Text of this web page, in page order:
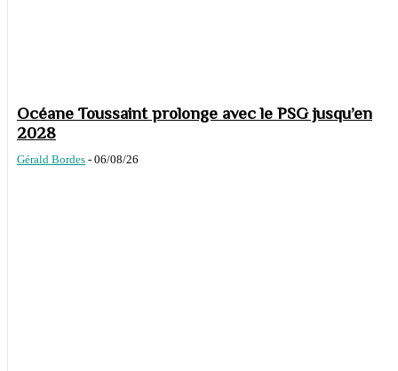
Océane Toussaint prolonge avec le PSG jusqu’en
2028
Gérald Bordes - 06/08/26